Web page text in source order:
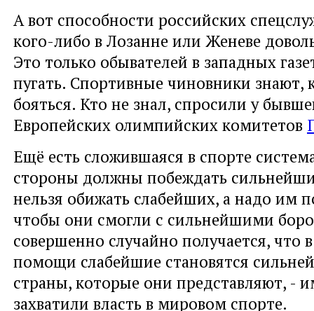
А вот способности российских
кого-либо в Лозанне или Женеве
Это только обывателей в западных
пугать. Спортивные чиновники знают,
бояться. Кто не знал, спросили у
Европейских олимпийских комитетов
Ещё есть сложившаяся в спорте
стороны должны побеждать
нельзя обижать слабейших, а надо им
чтобы они смогли с сильнейшими
совершенно случайно получается, что
помощи слабейшие становятся
страны, которые они представляют, -
захватили власть в мировом спорте.